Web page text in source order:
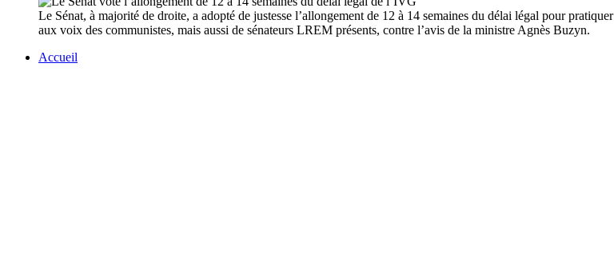
Le Sénat, à majorité de droite, a adopté de justesse l’allongement de 12 à 14 semaines du délai légal pour
aux voix des communistes, mais aussi de sénateurs LREM présents, contre l’avis de la ministre Agnès Buzyn.
Accueil